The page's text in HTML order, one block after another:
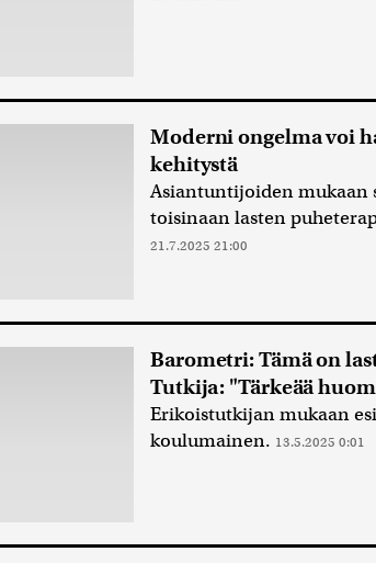
Moderni ongelma voi
kehitystä
Asiantuntijoiden mukaan
toisinaan lasten
21.7.2025 21:00
Barometri: Tämä on
Tutkija: "Tärkeää
Erikoistutkijan mukaan
koulumainen. 13.5.2025 0:01